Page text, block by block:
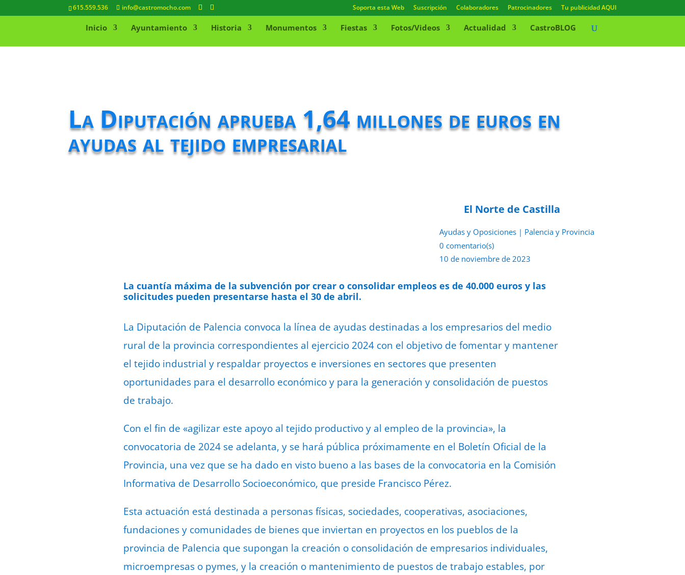
615.559.536 info@castromocho.com Soporta esta Web Suscripción Colaboradores Patrocinadores Tu publicidad AQUI
Inicio Ayuntamiento Historia Monumentos Fiestas Fotos/Videos Actualidad CastroBLOG
La Diputación aprueba 1,64 millones de euros en
ayudas al tejido empresarial
El Norte de Castilla
Ayudas y Oposiciones | Palencia y Provincia
0 comentario(s)
10 de noviembre de 2023
La cuantía máxima de la subvención por crear o consolidar empleos es de 40.000 euros y las
solicitudes pueden presentarse hasta el 30 de abril.
La Diputación de Palencia convoca la línea de ayudas destinadas a los empresarios del medio
rural de la provincia correspondientes al ejercicio 2024 con el objetivo de fomentar y mantener
el tejido industrial y respaldar proyectos e inversiones en sectores que presenten
oportunidades para el desarrollo económico y para la generación y consolidación de puestos
de trabajo.
Con el fin de «agilizar este apoyo al tejido productivo y al empleo de la provincia», la
convocatoria de 2024 se adelanta, y se hará pública próximamente en el Boletín Oficial de la
Provincia, una vez que se ha dado en visto bueno a las bases de la convocatoria en la Comisión
Informativa de Desarrollo Socioeconómico, que preside Francisco Pérez.
Esta actuación está destinada a personas físicas, sociedades, cooperativas, asociaciones,
fundaciones y comunidades de bienes que inviertan en proyectos en los pueblos de la
provincia de Palencia que supongan la creación o consolidación de empresarios individuales,
microempresas o pymes, y la creación o mantenimiento de puestos de trabajo estables, por